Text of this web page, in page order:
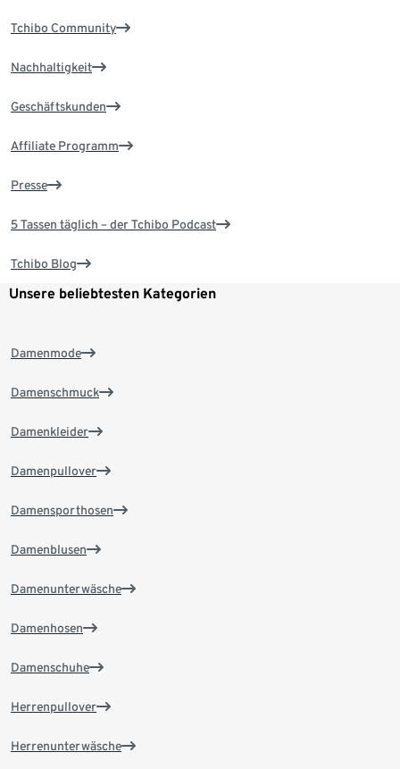
Tchibo Community
Nachhaltigkeit
Geschäftskunden
Affiliate Programm
Presse
5 Tassen täglich – der Tchibo Podcast
Tchibo Blog
Unsere beliebtesten Kategorien
Damenmode
Damenschmuck
Damenkleider
Damenpullover
Damensporthosen
Damenblusen
Damenunterwäsche
Damenhosen
Damenschuhe
Herrenpullover
Herrenunterwäsche